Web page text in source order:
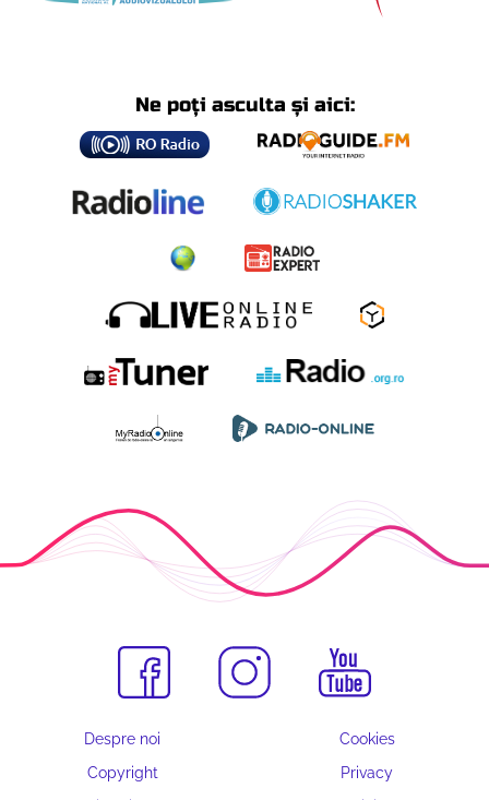
Ne poți asculta și aici:
Despre noi
Cookies
Copyright
Privacy